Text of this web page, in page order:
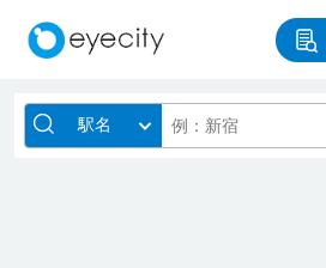
駅名